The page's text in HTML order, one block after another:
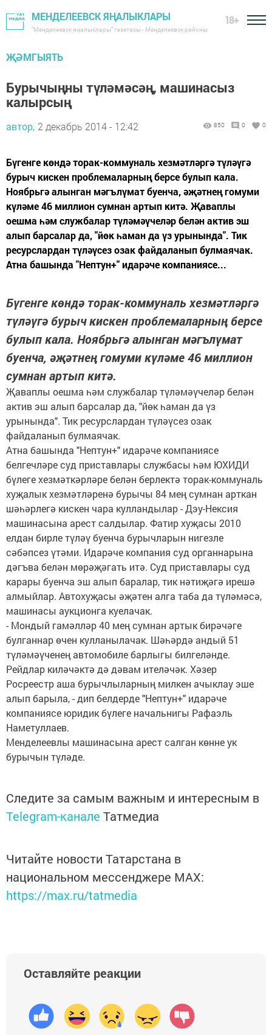
МЕНДЕЛЕЕВСК ЯҢАЛЫКЛАРЫ
"Менделеевск яңалыклары" газетасы - Менделеевск районы
18+
ҖӘМГЫЯТЬ
Бурычыңны түләмәсәң, машинасыз
калырсың
автор, 2 декабрь 2014 - 12:42 850 0 0
Бүгенге көндә торак-коммуналь хезмәтләргә түләүгә
бурыч кискен проблемаларның берсе булып кала.
Ноябрьгә алынган мәгълүмат буенча, әҗәтнең гомуми
күләме 46 миллион сумнан артып китә. Җаваплы
оешма һәм службалар түләмәүчеләр белән актив эш
алып барсалар да, "йөк һаман да үз урынында". Тик
ресурслардан түләүсез озак файдаланып булмаячак.
Атна башында "Нептун+" идарәче компаниясе...
Бүгенге көндә торак-коммуналь хезмәтләргә
түләүгә бурыч кискен проблемаларның берсе
булып кала. Ноябрьгә алынган мәгълүмат
буенча, әҗәтнең гомуми күләме 46 миллион
сумнан артып китә.
Җаваплы оешма һәм службалар түләмәүчеләр белән
актив эш алып барсалар да, "йөк һаман да үз
урынында". Тик ресурслардан түләүсез озак
файдаланып булмаячак.
Атна башында "Нептун+" идарәче компаниясе
белгечләре суд приставлары службасы һәм ЮХИДИ
бүлеге хезмәткәрләре белән берлектә торак-коммуналь
хуҗалык хезмәтләренә бурычы 84 мең сумнан арткан
шәһәрлегә кискен чара кулландылар - Дэу-Нексия
машинасына арест салдылар. Фатир хуҗасы 2010
елдан бирле түләү буенча бурычларын нигезле
сәбәпсез үтәми. Идарәче компания суд органнарына
дәгъва белән мөрәҗәгать итә. Суд приставлары суд
карары буенча эш алып баралар, тик нәтиҗәгә ирешә
алмыйлар. Автохуҗасы әҗәтен алга таба да түләмәсә,
машинасы аукционга куелачак.
- Мондый гамәлләр 40 мең сумнан артык бирәчәге
булганнар өчен кулланылачак. Шәһәрдә андый 51
түләмәүченең автомобиле барлыгы билгеләнде.
Рейдлар киләчәктә дә дәвам ителәчәк. Хәзер
Росреестр аша бурычлыларның милкен ачыклау эше
алып барыла, - дип белдерде "Нептун+" идарәче
компаниясе юридик бүлеге начальнигы Рафаэль
Наметуллаев.
Менделеевлы машинасына арест салган көнне ук
бурычын түләде.
Следите за самым важным и интересным в
Telegram-канале Татмедиа
Читайте новости Татарстана в
национальном мессенджере MАХ:
https://max.ru/tatmedia
Оставляйте реакции